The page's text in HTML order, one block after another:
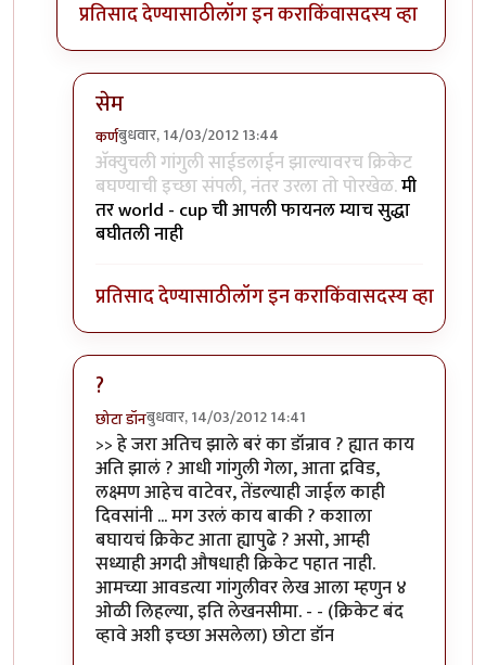
प्रतिसाद देण्यासाठीलॉग इन कराकिंवासदस्य व्हा
सेम
कर्णबुधवार, 14/03/2012 13:44
In reply toखी खी खी...byसोत्रि
अ‍ॅक्युचली गांगुली साईडलाईन झाल्यावरच क्रिकेट
बघण्याची इच्छा संपली, नंतर उरला तो पोरखेळ.मी
तर world - cup ची आपली फायनल म्याच सुद्धा
बघीतली नाही
प्रतिसाद देण्यासाठीलॉग इन कराकिंवासदस्य व्हा
?
छोटा डॉनबुधवार, 14/03/2012 14:41
In reply toखी खी खी...byसोत्रि
>> हे जरा अतिच झाले बरं का डॉन्राव ? ह्यात काय
अति झालं ? आधी गांगुली गेला, आता द्रविड,
लक्ष्मण आहेच वाटेवर, तेंडल्याही जाईल काही
दिवसांनी ... मग उरलं काय बाकी ? कशाला
बघायचं क्रिकेट आता ह्यापुढे ? असो, आम्ही
सध्याही अगदी औषधाही क्रिकेट पहात नाही.
आमच्या आवडत्या गांगुलीवर लेख आला म्हणुन ४
ओळी लिहल्या, इति लेखनसीमा. - - (क्रिकेट बंद
व्हावे अशी इच्छा असलेला) छोटा डॉन